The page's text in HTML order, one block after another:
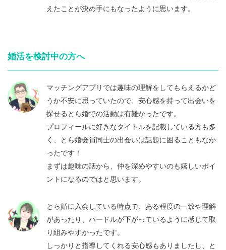
えたことが決め手にもなったように思います。
婚活を検討中の方へ
マッチングアプリでは趣味の理解をしてもらえるかど
うか不安に思っていたので、安心感を持って出会いを
探せるとら婚での活動は有難かったです。
プロフィールに好きなタイトルを記載している方も多
く、とら婚会員同士の出会いは話題に困ることもなか
ったです！
まずは趣味の話から、仲を深めやすいのも嬉しいポイ
ントになるのではと思います。
とら婚に入会している時点で、ある程度の一致や理解
があったり、ハードルが下がっているように感じて取
り組みやすかったです。
しっかりと指導してくれる安心感もありましたし、と